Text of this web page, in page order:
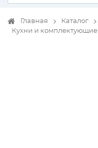
Главная Каталог
Кухни и комплектующие